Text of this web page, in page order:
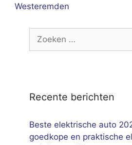
Westeremden
Zoek
Recente berichten
Beste elektrische auto
goedkope en praktische